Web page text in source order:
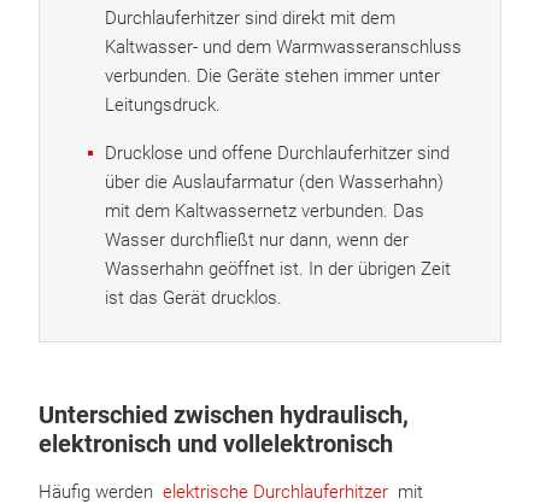
Durchlauferhitzer sind direkt mit dem
Kaltwasser- und dem Warmwasseranschluss
verbunden. Die Geräte stehen immer unter
Leitungsdruck.
Drucklose und offene Durchlauferhitzer sind
über die Auslaufarmatur (den Wasserhahn)
mit dem Kaltwassernetz verbunden. Das
Wasser durchfließt nur dann, wenn der
Wasserhahn geöffnet ist. In der übrigen Zeit
ist das Gerät drucklos.
Unterschied zwischen hydraulisch,
elektronisch und vollelektronisch
Häufig werden elektrische Durchlauferhitzer mit